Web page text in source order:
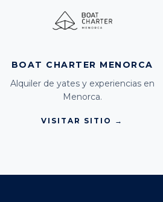
BOAT CHARTER MENORCA
Alquiler de yates y experiencias en
Menorca.
VISITAR SITIO →